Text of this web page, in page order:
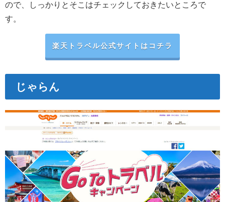
ので、しっかりとそこはチェックしておきたいところで
す。
楽天トラベル公式サイトはコチラ
じゃらん